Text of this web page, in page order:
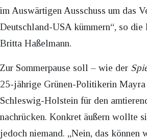
im Auswärtigen Ausschuss um das
Deutschland-USA kümmern“, so die
Britta Haßelmann.
Zur Sommerpause soll – wie der
25-jährige Grünen-Politikerin Mayra
Schleswig-Holstein für den
nachrücken. Konkret äußern wollte
jedoch niemand. „Nein, das können